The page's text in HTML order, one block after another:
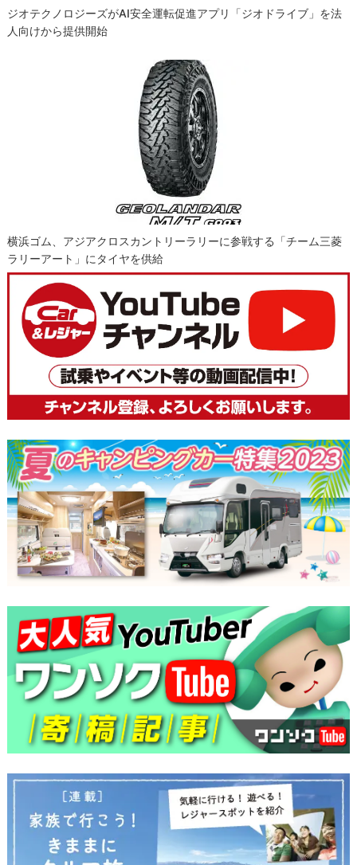
ジオテクノロジーズがAI安全運転促進アプリ「ジオドライブ」を法
人向けから提供開始
横浜ゴム、アジアクロスカントリーラリーに参戦する「チーム三菱
ラリーアート」にタイヤを供給